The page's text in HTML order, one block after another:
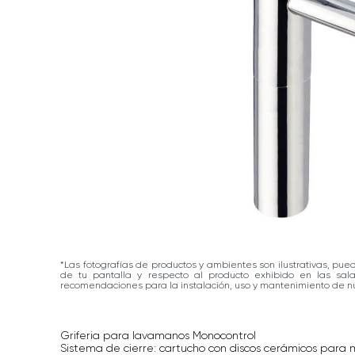
*Las fotografías de productos y ambientes son ilustrativas,
de tu pantalla y respecto al producto exhibido en las
recomendaciones para la instalación, uso y mantenimiento de
Griferia para lavamanos Monocontrol
Sistema de cierre: cartucho con discos cerámicos para